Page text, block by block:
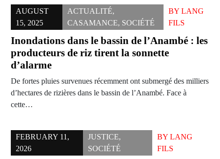
AUGUST
15, 2025
ACTUALITÉ,
CASAMANCE, SOCIÉTÉ
BYLANG
FILS
Inondations dans le bassin de l’Anambé : les
producteurs de riz tirent la sonnette
d’alarme
De fortes pluies survenues récemment ont submergé des milliers
d’hectares de rizières dans le bassin de l’Anambé. Face à
cette…
FEBRUARY 11,
2026
JUSTICE,
SOCIÉTÉ
BYLANG
FILS